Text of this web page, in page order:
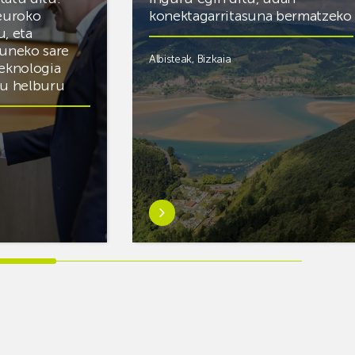
eta
sare
helburu
konektagarritasuna bermatzeko
Albisteak, Bizkaia
Ezagutu
gehiago:Euskaltelek
ehun
esku-